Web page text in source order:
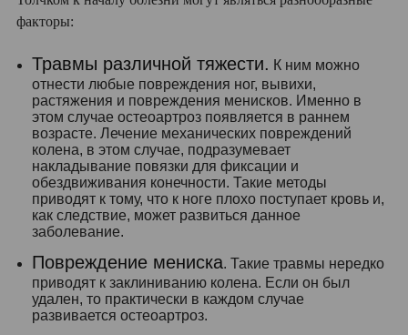
факторы:
Травмы различной тяжести. К ним можно
отнести любые повреждения ног, вывихи,
растяжения и повреждения менисков. Именно в
этом случае остеоартроз появляется в раннем
возрасте. Лечение механических повреждений
колена, в этом случае, подразумевает
накладывание повязки для фиксации и
обездвиживания конечности. Такие методы
приводят к тому, что к ноге плохо поступает кровь и,
как следствие, может развиться данное
заболевание.
Повреждение мениска. Такие травмы нередко
приводят к заклиниванию колена. Если он был
удален, то практически в каждом случае
развивается остеоартроз.